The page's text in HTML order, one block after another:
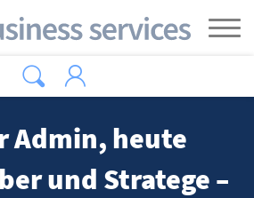
Admin, heute
und Stratege –